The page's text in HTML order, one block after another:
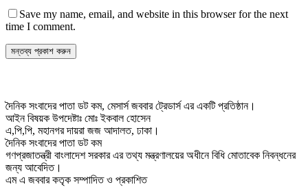
Save my name, email, and website in this browser for the next
time I comment.
দৈনিক সংবাদের পাতা ডট কম, মেসার্স জববার ট্রেডার্স এর একটি প্রতিষ্ঠান।
আইন বিষয়ক উপদেষ্টাঃ মোঃ ইকবাল হোসেন
এ,পি,পি, মহানগর দায়রা জজ আদালত, ঢাকা।
দৈনিক সংবাদের পাতা ডট কম
গণপ্রজাতন্ত্রী বাংলাদেশ সরকার এর তথ্য মন্ত্রণালয়ের অধীনে বিধি মোতাবেক নিবন্ধনের
জন্য আবেদিত।
এম এ জববার কতৃক সম্পাদিত ও প্রকাশিত